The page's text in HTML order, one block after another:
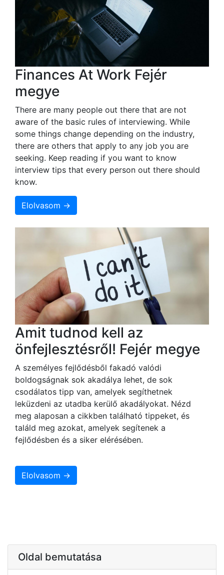
Finances At Work Fejér
megye
There are many people out there that are not
aware of the basic rules of interviewing. While
some things change depending on the industry,
there are others that apply to any job you are
seeking. Keep reading if you want to know
interview tips that every person out there should
know.
Elolvasom →
Amit tudnod kell az
önfejlesztésről! Fejér megye
A személyes fejlődésből fakadó valódi
boldogságnak sok akadálya lehet, de sok
csodálatos tipp van, amelyek segíthetnek
leküzdeni az utadba kerülő akadályokat. Nézd
meg alaposan a cikkben található tippeket, és
találd meg azokat, amelyek segítenek a
fejlődésben és a siker elérésében.
Elolvasom →
Oldal bemutatása